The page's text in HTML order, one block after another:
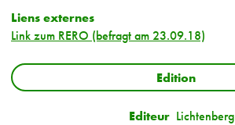
Liens externes
Link zum RERO (befragt am 23.09.18)
Edition
Editeur Lichtenberg